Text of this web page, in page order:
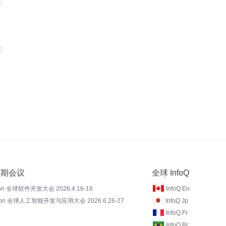
会议
全球软件开发大会 2026.4.16-18
全球人工智能开发与应用大会 2026.6.26-27
全球 InfoQ
InfoQ En
InfoQ Jp
InfoQ Fr